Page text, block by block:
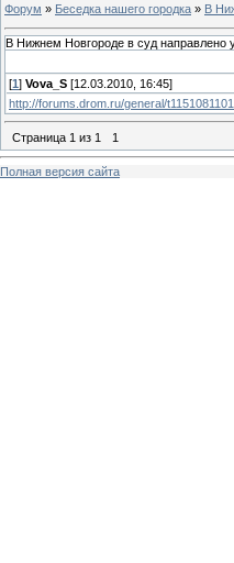
Форум » Беседка нашего городка » В
В Нижнем Новгороде в суд направлено
[1 ] Vova_S [12.03.2010, 16:45]
http://forums.drom.ru/general/
Страница 1 из 1 1
Полная версия сайта